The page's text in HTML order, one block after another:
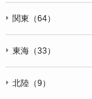
関東（64）
東海（33）
北陸（9）